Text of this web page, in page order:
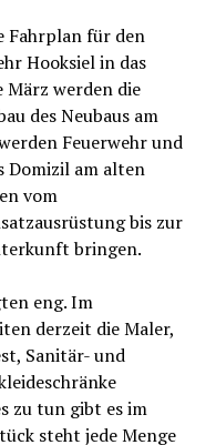
Fahrplan für den
Hooksiel in das
März werden die
des Neubaus am
Feuerwehr und
Domizil am alten
vom
bis zur
bringen.
eng. Im
derzeit die Maler,
Sanitär- und
zu tun gibt es im
steht jede Menge